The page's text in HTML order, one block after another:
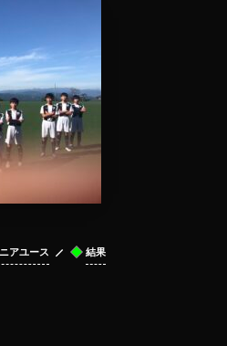
アユース 結果